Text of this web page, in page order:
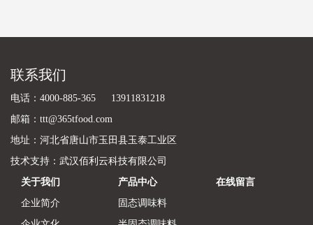
联系我们
电话：4000-885-365 13911831218
邮箱：ttt@365tfood.com
地址：河北省唐山市玉田县玉泰工业区
技术支持： 武汉佰利云科技有限公司
关于我们
企业简介
产品中心
固态调味料
在线留言